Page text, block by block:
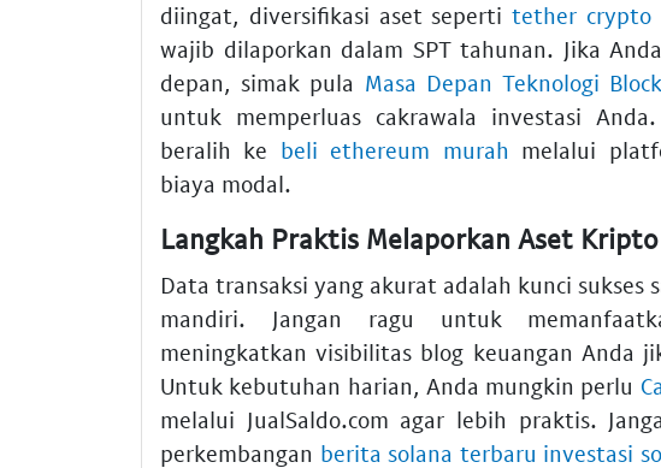
diingat, diversifikasi aset sepertitether crypto
wajib dilaporkan dalam SPT tahunan. Jika
depan, simak pula Masa Depan Teknologi
untuk memperluas cakrawala investasi
beralih ke beli ethereum murah melalui
biaya modal.
Langkah Praktis Melaporkan Aset
Data transaksi yang akurat adalah kunci sukses
mandiri. Jangan ragu untuk
meningkatkan visibilitas blog keuangan Anda
Untuk kebutuhan harian, Anda mungkin perlu
melalui JualSaldo.com agar lebih praktis.
perkembangan berita solana terbaru investasi